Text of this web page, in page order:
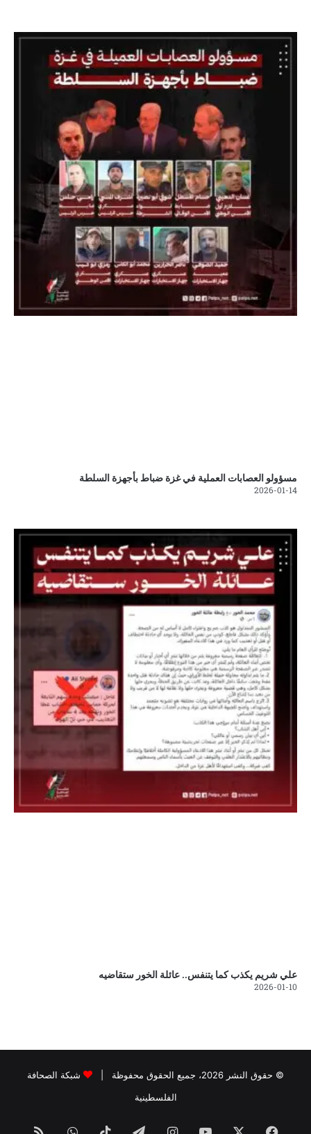
مسؤولو العصابات العملية في غزة ضباط بأجهزة السلطة
2026-01-14
علي شريم يكذب كما يتنفس.. عائلة الخور ستقاضيه
2026-01-10
© حقوق النشر 2026، جميع الحقوق محفوظة |
شبكة الصحافة
الفلسطينية